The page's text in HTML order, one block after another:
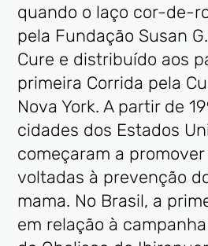
quando o laço cor-de-
pela Fundação Susan
Cure e distribuído aos
primeira Corrida pela
Nova York. A partir de
cidades dos Estados
começaram a
voltadas à prevenção
mama. No Brasil, a
em relação à